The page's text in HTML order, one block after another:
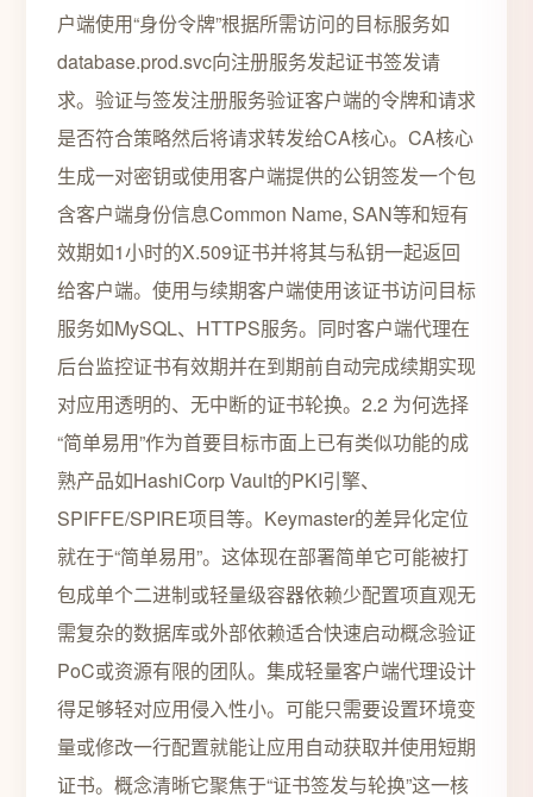
户端使用“身份令牌”根据所需访问的目标服务如
database.prod.svc向注册服务发起证书签发请
求。验证与签发注册服务验证客户端的令牌和请求
是否符合策略然后将请求转发给CA核心。CA核心
生成一对密钥或使用客户端提供的公钥签发一个包
含客户端身份信息Common Name, SAN等和短有
效期如1小时的X.509证书并将其与私钥一起返回
给客户端。使用与续期客户端使用该证书访问目标
服务如MySQL、HTTPS服务。同时客户端代理在
后台监控证书有效期并在到期前自动完成续期实现
对应用透明的、无中断的证书轮换。2.2 为何选择
“简单易用”作为首要目标市面上已有类似功能的成
熟产品如HashiCorp Vault的PKI引擎、
SPIFFE/SPIRE项目等。Keymaster的差异化定位
就在于“简单易用”。这体现在部署简单它可能被打
包成单个二进制或轻量级容器依赖少配置项直观无
需复杂的数据库或外部依赖适合快速启动概念验证
PoC或资源有限的团队。集成轻量客户端代理设计
得足够轻对应用侵入性小。可能只需要设置环境变
量或修改一行配置就能让应用自动获取并使用短期
证书。概念清晰它聚焦于“证书签发与轮换”这一核